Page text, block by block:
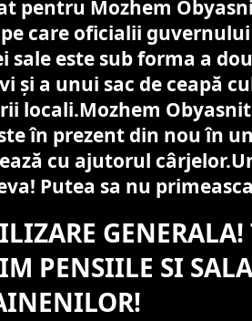
pentru Mozhem
care oficialii
sale este sub forma a
și a unui sac de ceapă
locali.Mozhem
în prezent din nou în
cu ajutorul
Putea sa nu
GENERALA!
PENSIILE SI